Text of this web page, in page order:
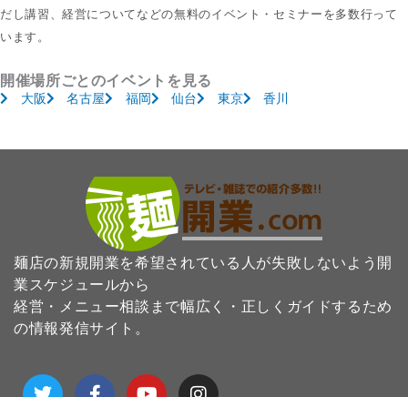
だし講習、経営についてなどの無料のイベント・セミナーを多数行って
います。
開催場所ごとのイベントを見る
大阪 名古屋 福岡 仙台 東京 香川
麺店の新規開業を希望されている人が失敗しないよう開
業スケジュールから
経営・メニュー相談まで幅広く・正しくガイドするため
の情報発信サイト。
T
w
F
a
Y
o
I
n